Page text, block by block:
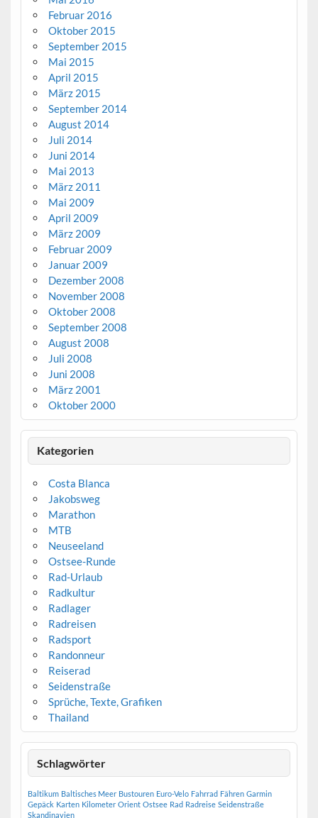
Februar 2016
Oktober 2015
September 2015
Mai 2015
April 2015
März 2015
September 2014
August 2014
Juli 2014
Juni 2014
Mai 2013
März 2011
Mai 2009
April 2009
März 2009
Februar 2009
Januar 2009
Dezember 2008
November 2008
Oktober 2008
September 2008
August 2008
Juli 2008
Juni 2008
März 2001
Oktober 2000
Kategorien
Costa Blanca
Jakobsweg
Marathon
MTB
Neuseeland
Ostsee-Runde
Rad-Urlaub
Radkultur
Radlager
Radreisen
Radsport
Randonneur
Reiserad
Seidenstraße
Sprüche, Texte, Grafiken
Thailand
Schlagwörter
Baltikum Baltisches Meer Bustouren Euro-Velo Fahrrad Fähren Garmin
Gepäck Karten Kilometer Orient Ostsee Rad Radreise Seidenstraße
Skandinavien